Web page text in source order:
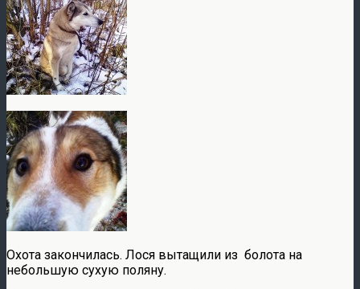
Охота закончилась. Лося вытащили из болота на
небольшую сухую поляну.